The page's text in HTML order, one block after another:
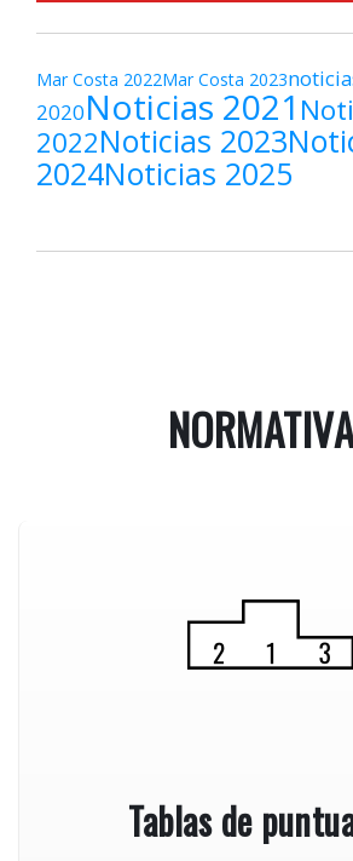
Mar Costa 2022Mar Costa 2023
2020Noticias 2021
2022Noticias 2023
2024Noticias 2025
Tablas de